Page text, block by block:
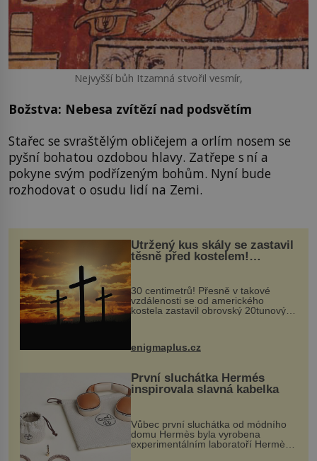
Nejvyšší bůh Itzamná stvořil vesmír,
Božstva: Nebesa zvítězí nad podsvětím
Stařec se svraštělým obličejem a orlím nosem se
pyšní bohatou ozdobou hlavy. Zatřepe s ní a
pokyne svým podřízeným bohům. Nyní bude
rozhodovat o osudu lidí na Zemi.
Utržený kus skály se zastavil
těsně před kostelem!
Ochránila ho boží síla?
30 centimetrů! Přesně v takové
vzdálenosti se od amerického
kostela zastavil obrovský 20tunový
...
enigmaplus.cz
První sluchátka Hermés
inspirovala slavná kabelka
Vůbec první sluchátka od módního
domu Hermès byla vyrobena
experimentálním laboratoří Hermès